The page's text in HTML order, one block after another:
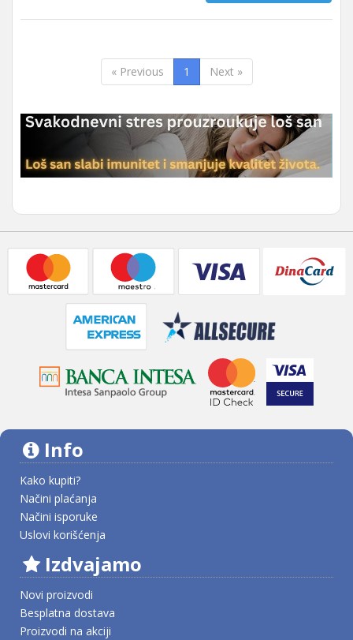
« Previous 1 Next »
Info
Kako kupiti?
Načini plaćanja
Načini isporuke
Uslovi korišćenja
Izdvajamo
Novi proizvodi
Besplatna dostava
Proizvodi na akciji